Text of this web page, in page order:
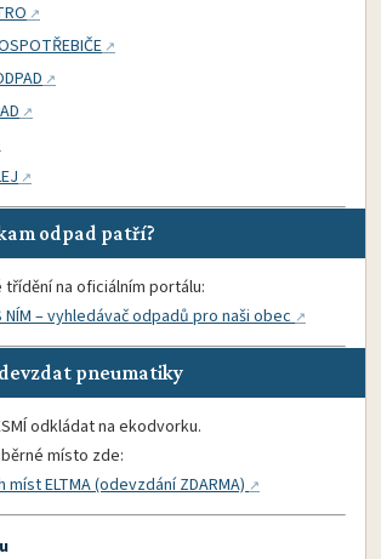
odpad patří?
na oficiálním portálu:
NÍM – vyhledávač odpadů pro naši obec
pneumatiky
odkládat na ekodvorku.
místo zde:
ELTMA (odevzdání ZDARMA)